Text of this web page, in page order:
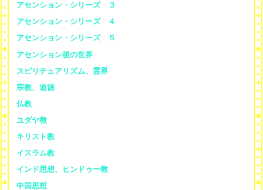
アセンション・シリーズ ３
アセンション・シリーズ ４
アセンション・シリーズ ５
アセンション後の世界
スピリチュアリズム、霊界
宗教、道徳
仏教
ユダヤ教
キリスト教
イスラム教
インド思想、ヒンドゥー教
中国思想